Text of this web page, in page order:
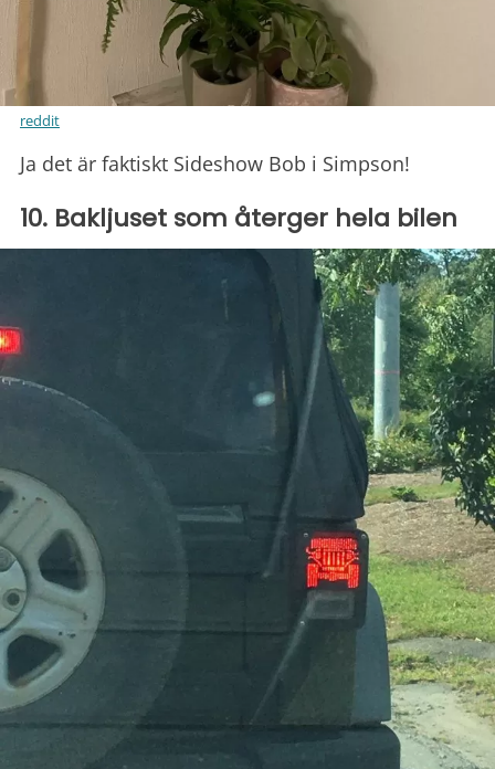
reddit
Ja det är faktiskt Sideshow Bob i Simpson!
10. Bakljuset som återger hela bilen